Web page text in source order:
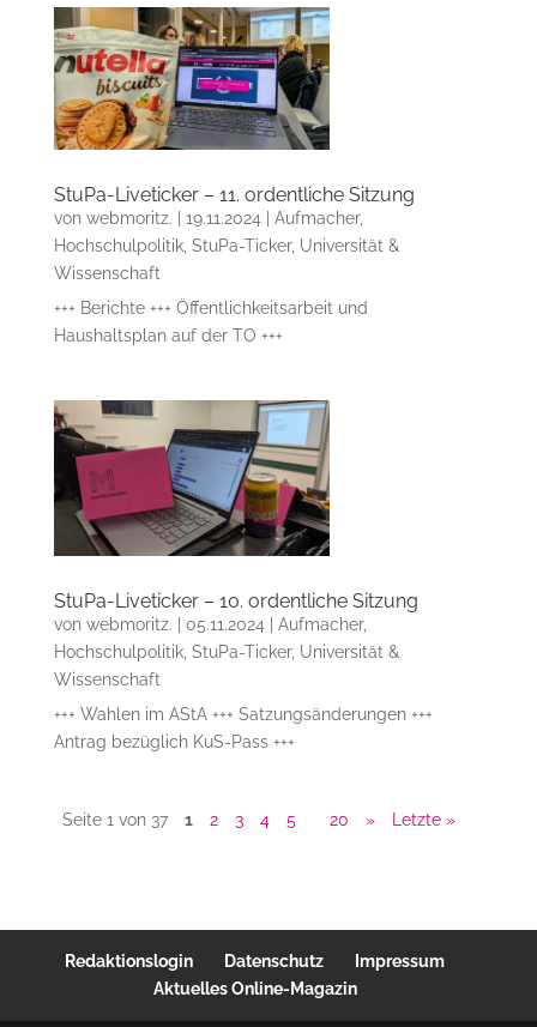
StuPa-Liveticker – 11. ordentliche Sitzung
von webmoritz. 19.11.2024 Aufmacher,
Hochschulpolitik, StuPa-Ticker, Universität &
Wissenschaft
+++ Berichte +++ Öffentlichkeitsarbeit und
Haushaltsplan auf der TO +++
StuPa-Liveticker – 10. ordentliche Sitzung
von webmoritz. 05.11.2024 Aufmacher,
Hochschulpolitik, StuPa-Ticker, Universität &
Wissenschaft
+++ Wahlen im AStA +++ Satzungsänderungen +++
Antrag bezüglich KuS-Pass +++
Seite 1 von 37 1 2 3 4 5 20 » Letzte »
Redaktionslogin Datenschutz
Impressum
Aktuelles Online-Magazin